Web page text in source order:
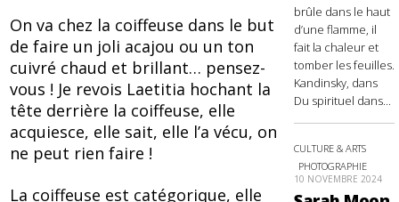
On va chez la coiffeuse dans le but
de faire un joli acajou ou un ton
cuivré chaud et brillant… pensez-
vous ! Je revois Laetitia hochant la
tête derrière la coiffeuse, elle
acquiesce, elle sait, elle l’a vécu, on
ne peut rien faire !
La coiffeuse est catégorique, elle
brûle dans le haut
d’une flamme, il
fait la chaleur et
tomber les feuilles.
Kandinsky, dans
Du spirituel dans...
CULTURE & ARTS
PHOTOGRAPHIE
10 NOVEMBRE 2024